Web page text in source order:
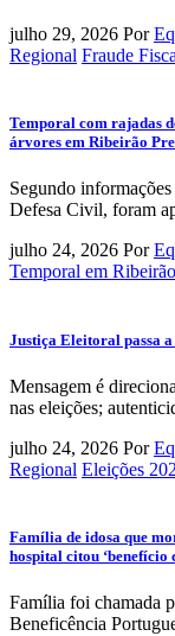
julho 29, 2026 Por
Regional Fraude
Temporal com rajadas
árvores em Ribeirão
Segundo
Defesa Civil, foram
julho 24, 2026 Por
Temporal em
Justiça Eleitoral passa
Mensagem é
nas eleições;
julho 24, 2026 Por
Regional Eleições
Família de idosa que
hospital citou ‘benefício
Família foi chamada
Beneficência